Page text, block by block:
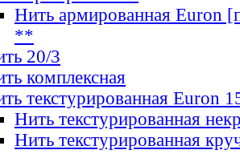
Нить армированная Euron
**
20/3
комплексная
текстурированная Euron
Нить текстурированная
Нить текстурированная